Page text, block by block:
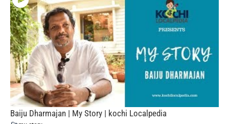
Baiju Dharmajan | My Story | kochi Localpedia